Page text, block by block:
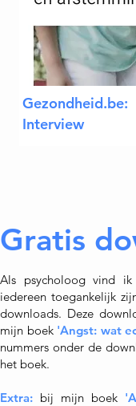
Gezondheid.be:
Interview
Gratis
Als psycholoog vind
iedereen toegankelijk
downloads. Deze
mijn boek 'Angst: wat
nummers onder de
het boek.
Extra: bij mijn boek